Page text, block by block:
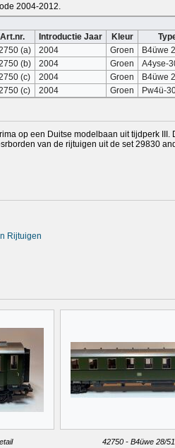
2004-2012.
Art.nr.
Introductie Jaar Kleur
(a)
2004 Groen B4üwe
(b)
2004 Groen A4yse-
(c)
2004 Groen B4üwe
(c)
2004 Groen Pw4ü-
op een Duitse modelbaan uit tijdperk
van de rijtuigen uit de set 29830
Rijtuigen
42750 - B4üwe 28/